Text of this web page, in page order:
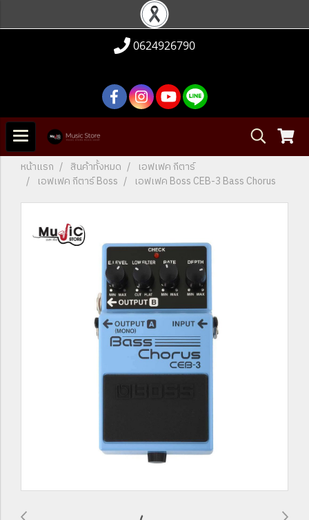
0624926790
หน้าแรก สินค้าทั้งหมด
เอฟเฟค กีตาร์
เอฟเฟค กีตาร์ Boss
เอฟเฟค Boss CEB-3 Bass Chorus